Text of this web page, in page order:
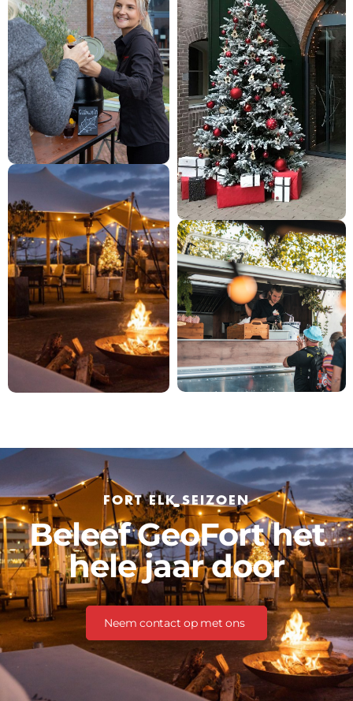
FORT ELK SEIZOEN
Beleef GeoFort het
hele jaar door
Neem contact op met ons